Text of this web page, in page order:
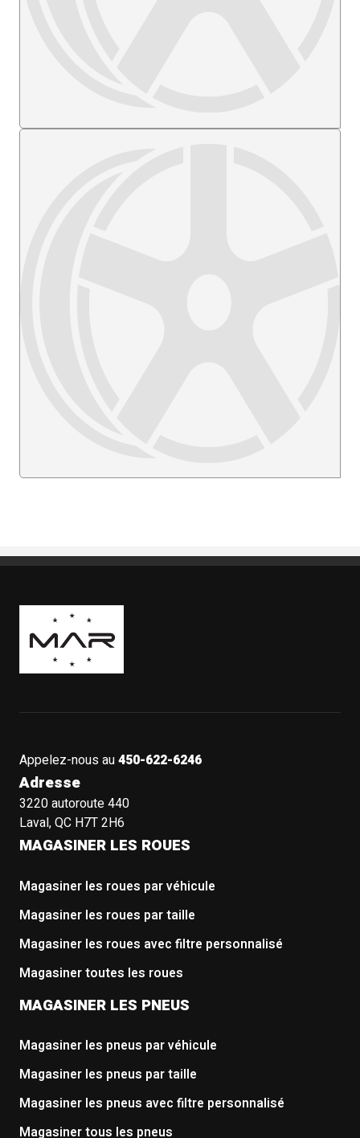
Boutique Mags à Rabais
Appelez-nous au450-622-6246
Adresse
3220 autoroute 440
Laval, QC H7T 2H6
MAGASINER LES ROUES
Magasiner les roues par véhicule
Magasiner les roues par taille
Magasiner les roues avec filtre personnalisé
Magasiner toutes les roues
MAGASINER LES PNEUS
Magasiner les pneus par véhicule
Magasiner les pneus par taille
Magasiner les pneus avec filtre personnalisé
Magasiner tous les pneus